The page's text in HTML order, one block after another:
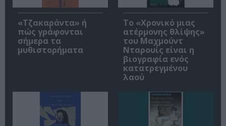
«Τζακαράντα» ή
πώς γράφονται
σήμερα τα
μυθιστορήματα
Το «Χρονικό μιας
ατέρμονης θλίψης»
του Μαχμούντ
Νταρουίς είναι η
βιογραφία ενός
κατατρεγμένου
λαού